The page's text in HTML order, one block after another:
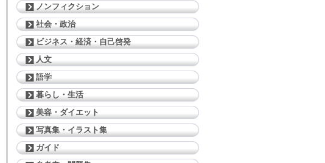
ノンフィクション
社会・政治
ビジネス・経済・自己啓発
人文
語学
暮らし・生活
美容・ダイエット
写真集・イラスト集
ガイド